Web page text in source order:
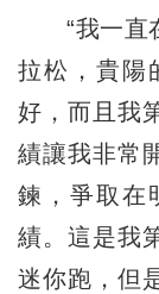
“我一直在
拉松，貴陽
好，而且我
績讓我非常
鍊，爭取在
績。這是我
迷你跑，但